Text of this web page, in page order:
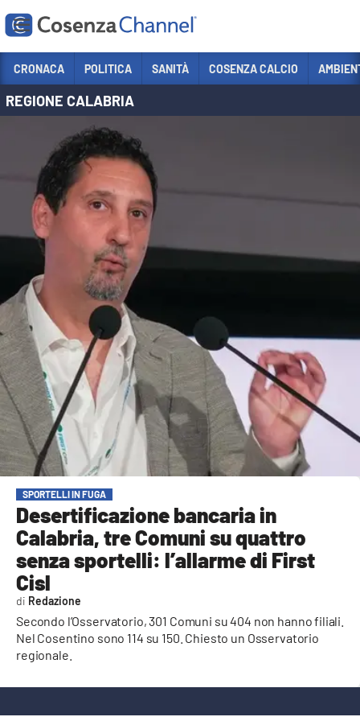
Sezioni
POLITICA
COSENZA CALCIO
ECONOMIA E LAVORO
ITALIA MONDO
SANITÀ
SPORT
CULTURA
AMBIENTE
Streaming
LAC TV
LAC NETWORK
LAC ONAIR
LaC
LACPLAY.IT
LACTV.IT
LACONAIR.IT
LACITYMAG.IT
CRONACA POLITICA SANITÀ COSENZA CALCIO
REGIONE CALABRIA
SPORTELLI IN FUGA
Desertificazione bancaria in
Calabria, tre Comuni su quattro
senza sportelli: l’allarme di First
Cisl
Secondo l’Osservatorio, 301 Comuni su 404 non hanno filiali.
Nel Cosentino sono 114 su 150. Chiesto un Osservatorio
regionale.
Redazione